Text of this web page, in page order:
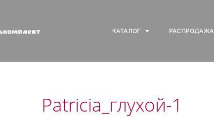
КАТАЛОГ РАСПРОДАЖА
Patricia_глухой-1